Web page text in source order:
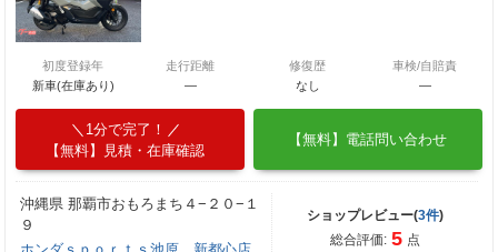
初度登録年
新車(在庫あり)
走行距離
―
修復歴
なし
車検/自賠責
―
1分で完了！
【無料】見積・在庫確認
【無料】電話問い合わせ
沖縄県 那覇市おもろまち４−２０−１
９
ショップレビュー(3件)
総合評価: 5 点